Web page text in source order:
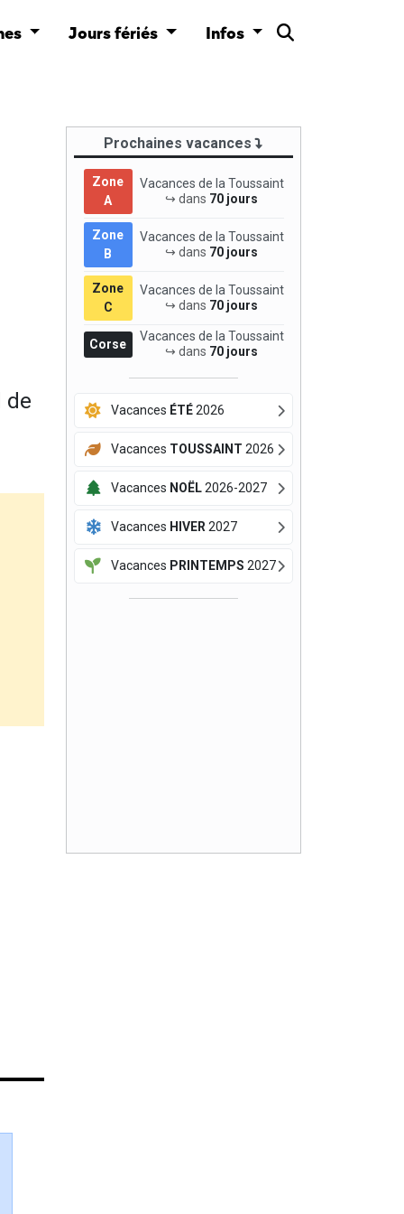
Jours fériés Infos
de
Prochaines vacances
Zone
A
Vacances de la Toussaint
↪ dans 70 jours
Zone
B
Vacances de la Toussaint
↪ dans 70 jours
Zone
C
Vacances de la Toussaint
↪ dans 70 jours
Corse
Vacances de la Toussaint
↪ dans 70 jours
Vacances ÉTÉ2026
Vacances TOUSSAINT 2026
Vacances NOËL2026-2027
Vacances HIVER 2027
Vacances PRINTEMPS 2027